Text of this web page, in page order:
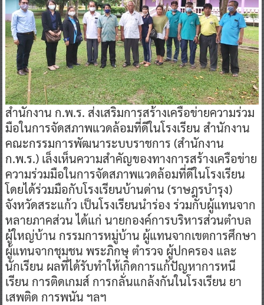
สำนักงาน ก.พ.ร. ส่งเสริมการสร้างเครือข่ายความร่วม
มือในการจัดสภาพแวดล้อมที่ดีในโรงเรียน สำนักงาน
คณะกรรมการพัฒนาระบบราชการ (สำนักงาน
ก.พ.ร.) เล็งเห็นความสำคัญของทางการสร้างเครือข่าย
ความร่วมมือในการจัดสภาพแวดล้อมที่ดีในโรงเรียน
โดยได้ร่วมมือกับโรงเรียนบ้านด่าน (ราษฎรบำรุง)
จังหวัดสระแก้ว เป็นโรงเรียนนำร่อง ร่วมกับผู้แทนจาก
หลายภาคส่วน ได้แก่ นายกองค์การบริหารส่วนตำบล
ผู้ใหญ่บ้าน กรรมการหมู่บ้าน ผู้แทนจากเขตการศึกษา
ผู้แทนจากชุมชน พระภิกษุ ตำรวจ ผู้ปกครอง และ
นักเรียน ผลที่ได้รับทำให้เกิดการแก้ปัญหาการหนี
เรียน การติดเกมส์ การกลั่นแกล้งกันในโรงเรียน ยา
เสพติด การพนัน ฯลฯ